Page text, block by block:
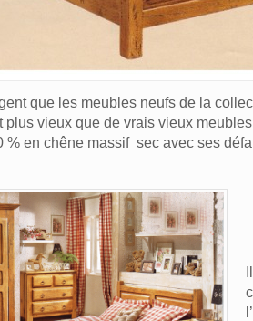
que les meubles neufs de la
plus vieux que de vrais vieux
% en chêne massif sec avec ses